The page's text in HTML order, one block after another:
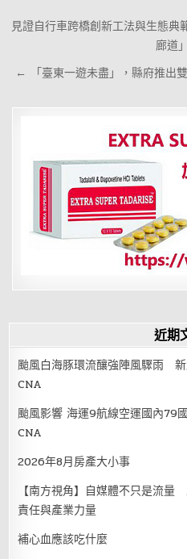
文
導
見證自行車跨橋創新工法與生態
廊道
← 「臺東一遊未盡」，縣府推出
近期
颱風白海豚環流釀強陣風驟雨
CNA
颱風影響 海運9航線空運國內79
CNA
2026年8月房產大小事
【南方視角】自媒體不只是流量
責任與產業力量
補心血應該吃什麼